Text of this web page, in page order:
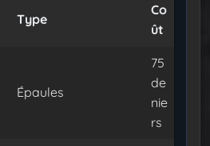
Type
Co
ût
Épaules
75
de
nie
rs